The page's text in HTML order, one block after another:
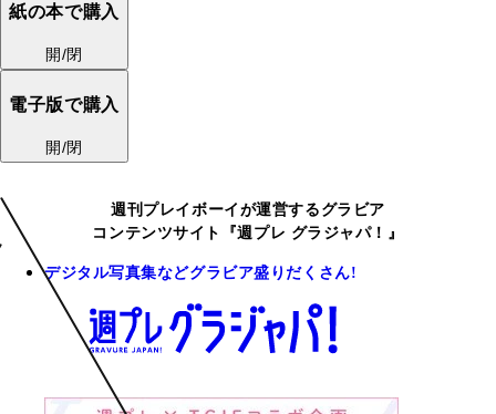
紙の本で購入
開/閉
電子版で購入
開/閉
週刊プレイボーイが運営するグラビア
コンテンツサイト『週プレ グラジャパ！』
デジタル写真集などグラビア盛りだくさん!